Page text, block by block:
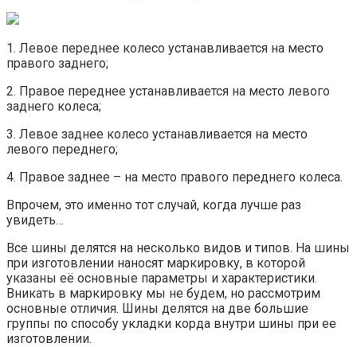
1. Левое переднее колесо устанавливается на место
правого заднего;
2. Правое переднее устанавливается на место левого
заднего колеса;
3. Левое заднее колесо устанавливается на место
левого переднего;
4. Правое заднее – на место правого переднего колеса.
Впрочем, это именно тот случай, когда лучше раз
увидеть…
Все шины делятся на несколько видов и типов. На шины
при изготовлении наносят маркировку, в которой
указаны её основные параметры и характеристики.
Вникать в маркировку мы не будем, но рассмотрим
основные отличия. Шины делятся на две большие
группы по способу укладки корда внутри шины при ее
изготовлении.